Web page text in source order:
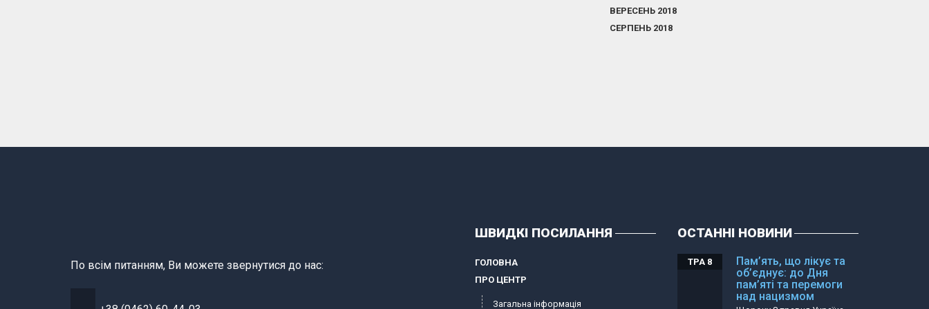
ВЕРЕСЕНЬ 2018
СЕРПЕНЬ 2018
По всім питанням, Ви можете звернутися до нас:
ШВИДКІ ПОСИЛАННЯ
ГОЛОВНА
ПРО ЦЕНТР
Загальна інформація
ОСТАННІ НОВИНИ
Пам’ять, що лікує та
об’єднує: до Дня
пам’яті та перемоги
над нацизмом
ТРА 8